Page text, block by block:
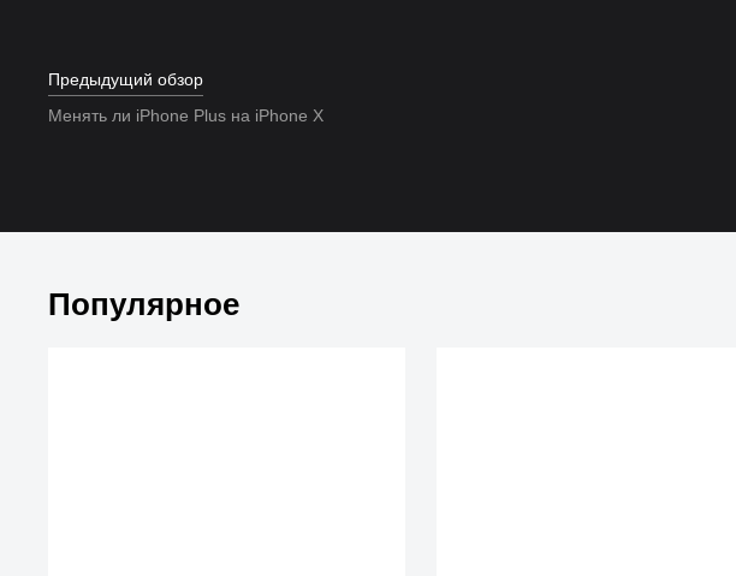
Предыдущий обзор
Менять ли iPhone Plus на iPhone X
Популярное